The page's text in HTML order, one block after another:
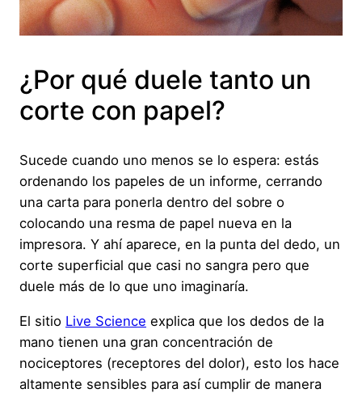
¿Por qué duele tanto un
corte con papel?
Sucede cuando uno menos se lo espera: estás
ordenando los papeles de un informe, cerrando
una carta para ponerla dentro del sobre o
colocando una resma de papel nueva en la
impresora. Y ahí aparece, en la punta del dedo, un
corte superficial que casi no sangra pero que
duele más de lo que uno imaginaría.
El sitio Live Science explica que los dedos de la
mano tienen una gran concentración de
nociceptores (receptores del dolor), esto los hace
altamente sensibles para así cumplir de manera